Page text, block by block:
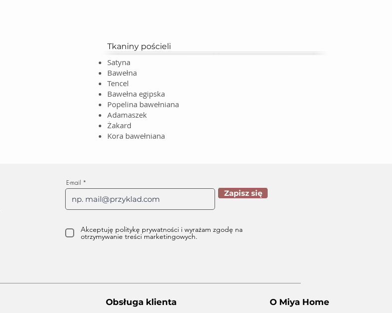
Tkaniny pościeli
Satyna
Bawełna
Tencel
Bawełna egipska
Popelina bawełniana
Adamaszek
Żakard
Kora bawełniana
E-mail
Zapisz się
Akceptuję politykę prywatności i wyrażam zgodę na
otrzymywanie treści marketingowych.
Obsługa klienta O Miya Home